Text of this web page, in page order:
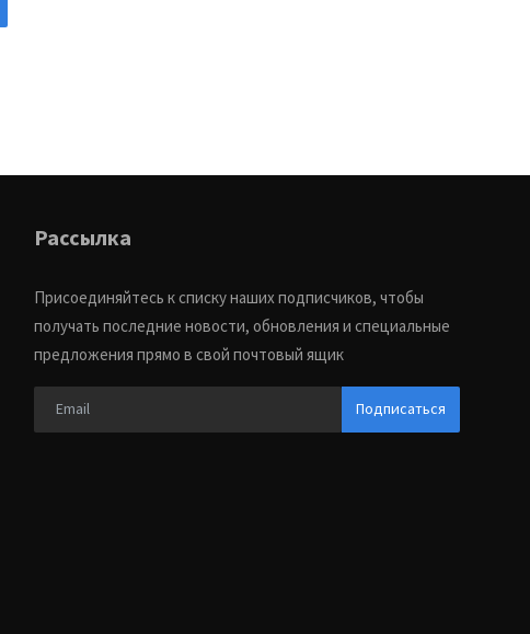
Рассылка
Присоединяйтесь к списку наших подписчиков, чтобы
получать последние новости, обновления и специальные
предложения прямо в свой почтовый ящик
Подписаться